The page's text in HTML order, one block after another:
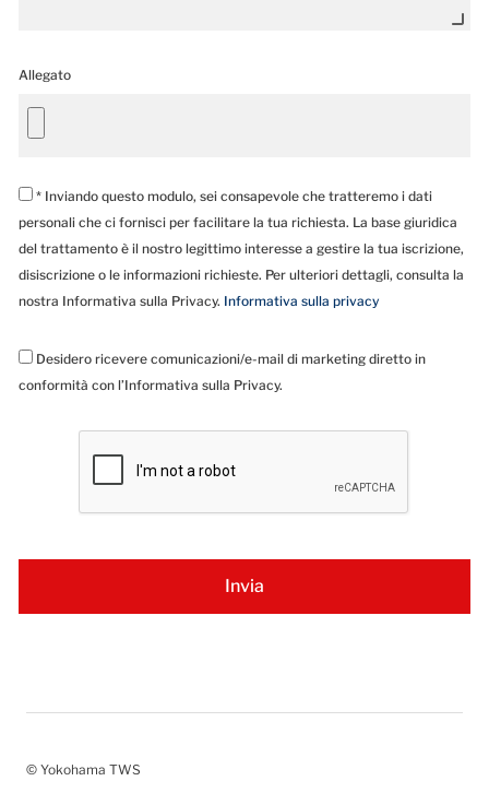
Allegato
* Inviando questo modulo, sei consapevole che tratteremo i dati
personali che ci fornisci per facilitare la tua richiesta. La base giuridica
del trattamento è il nostro legittimo interesse a gestire la tua iscrizione,
disiscrizione o le informazioni richieste. Per ulteriori dettagli, consulta la
nostra Informativa sulla Privacy. Informativa sulla privacy
Desidero ricevere comunicazioni/e-mail di marketing diretto in
conformità con l’Informativa sulla Privacy.
© Yokohama TWS